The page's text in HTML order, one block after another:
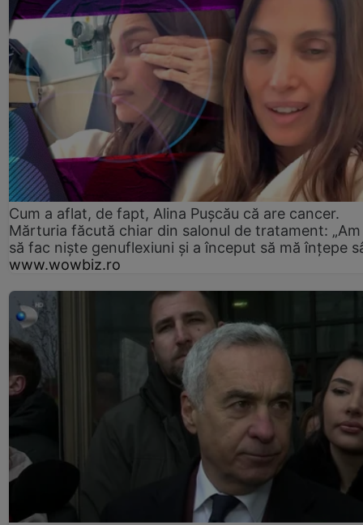
Cum a aflat, de fapt, Alina Pușcău că are cancer.
Mărturia făcută chiar din salonul de tratament:
să fac niște genuflexiuni și a început să mă înțepe
www.wowbiz.ro